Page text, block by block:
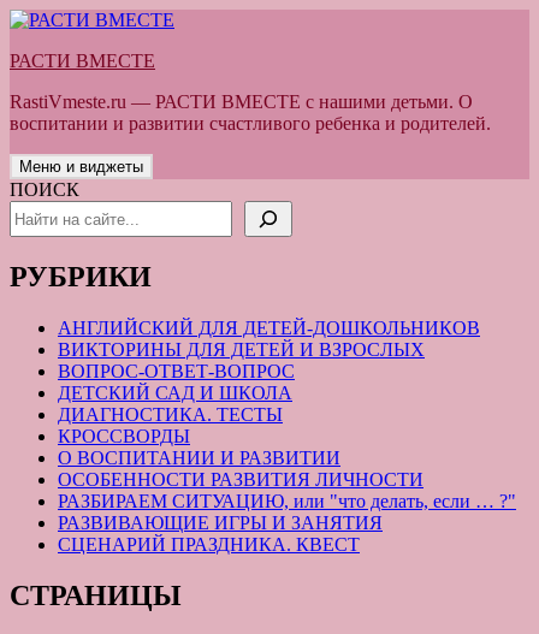
Перейти
содержимому
РАСТИ ВМЕСТЕ
RastiVmeste.ru — РАСТИ ВМЕСТЕ с нашими детьми. О
воспитании и развитии счастливого ребенка и родителей.
Меню и виджеты
ПОИСК
РУБРИКИ
АНГЛИЙСКИЙ ДЛЯ ДЕТЕЙ-ДОШКОЛЬНИКОВ
ВИКТОРИНЫ ДЛЯ ДЕТЕЙ И ВЗРОСЛЫХ
ВОПРОС-ОТВЕТ-ВОПРОС
ДЕТСКИЙ САД И ШКОЛА
ДИАГНОСТИКА. ТЕСТЫ
КРОССВОРДЫ
О ВОСПИТАНИИ И РАЗВИТИИ
ОСОБЕННОСТИ РАЗВИТИЯ ЛИЧНОСТИ
РАЗБИРАЕМ СИТУАЦИЮ, или "что делать, если … ?"
РАЗВИВАЮЩИЕ ИГРЫ И ЗАНЯТИЯ
СЦЕНАРИЙ ПРАЗДНИКА. КВЕСТ
СТРАНИЦЫ